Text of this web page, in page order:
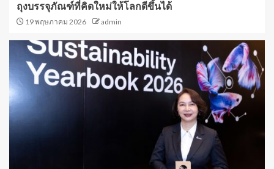
ถุงบรรจุภัณฑ์ที่คิดใหม่ให้โลกดีขึ้นได้
19 พฤษภาคม 2026 admin